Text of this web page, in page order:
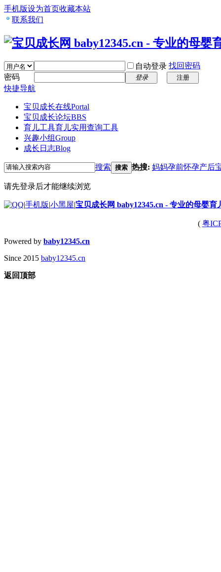
手机版设为首页收藏本站
联系我们
自动登录 找回密码
密码
登录 注册
快捷导航
宝贝成长在线Portal
宝贝成长论坛BBS
育儿工具育儿实用查询工具
兴趣小组Group
成长日志Blog
搜索 搜索 热搜: 妈妈孕前怀孕产后
请先登录后才能继续浏览
|手机版|小黑屋|宝贝成长网 baby12345.cn - 专业的母婴育
( 粤
Powered by baby12345.cn
Since 2015 baby12345.cn
返回顶部